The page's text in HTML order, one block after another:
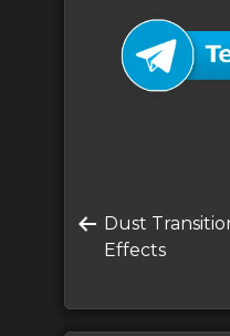
поПредыдущая
запись
Dust
Effects